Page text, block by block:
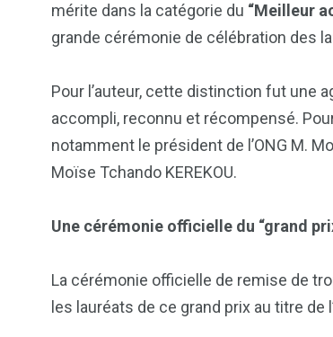
mérite dans la catégorie du “Meilleur
grande cérémonie de célébration des
Pour l’auteur, cette distinction fut une
accompli, reconnu et récompensé.
notamment le président de l’ONG M.
Moïse Tchando KEREKOU.
Une cérémonie officielle du “grand
La cérémonie officielle de remise de
les lauréats de ce grand prix au titre de